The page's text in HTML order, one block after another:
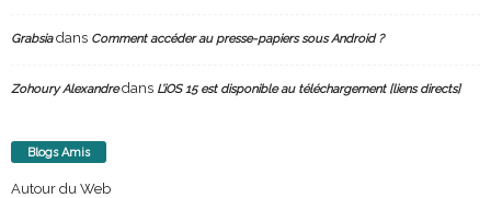
Grabsiadans Comment accéder au presse-papiers sous Android ?
Zohoury Alexandredans L’iOS 15 est disponible au téléchargement [liens directs]
Blogs Amis
Autour du Web